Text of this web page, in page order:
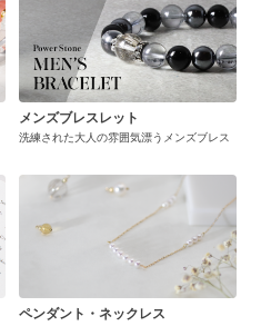
メンズブレスレット
洗練された大人の雰囲気漂うメンズブレス
ペンダント・ネックレス